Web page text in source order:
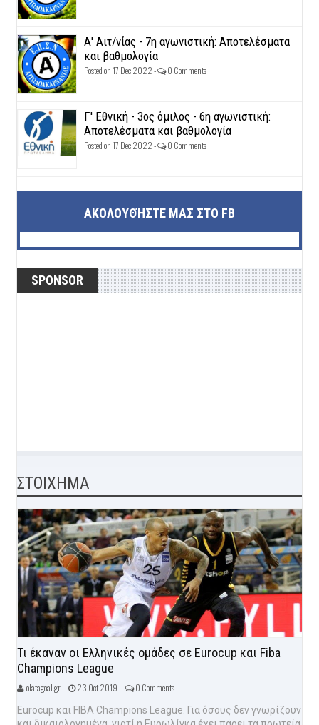
Α' Αιτ/νίας - 7η αγωνιστική: Αποτελέσματα
και βαθμολογία
Posted on 17 Dec 2022 - 0 Comments
Γ' Εθνική - 3ος όμιλος - 6η αγωνιστική:
Αποτελέσματα και βαθμολογία
Posted on 17 Dec 2022 - 0 Comments
ΑΚΟΛΟΥΘΉΣΤΕ ΜΑΣ ΣΤΟ FB
SPONSOR
ΣΤΟΙΧΗΜΑ
Τι έκαναν οι Ελληνικές ομάδες σε Eurocup και Fiba
Champions League
olatagoal.gr - 23 Oct 2019 - 0 Comments
Eurocup και FIBA Champions League. Για όσους δεν γνωρίζουν